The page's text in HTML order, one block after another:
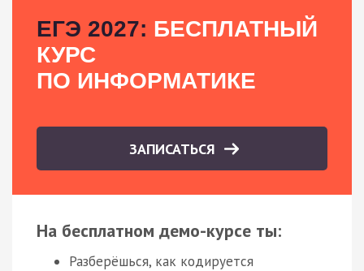
ЕГЭ 2027: БЕСПЛАТНЫЙ
КУРС
ПО ИНФОРМАТИКЕ
ЗАПИСАТЬСЯ
На бесплатном демо-курсе ты:
Разберёшься, как кодируется